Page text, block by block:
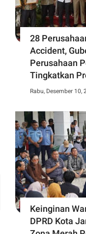
28
Accident,
Perusahaan
Tingkatkan
Rabu, Desember 10,
Keinginan
DPRD Kota